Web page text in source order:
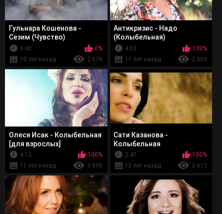
Гульнара Кошенова -
Сезим (Чувство)
3:42
0%
10 лет назад
2 676
Антикризис - Надо
(Колыбельная)
4:02
100%
11 лет назад
2 600
Олеся Исак - Колыбельная
[для взрослых]
4:12
100%
11 лет назад
3 898
Сати Казанова -
Колыбельная
2:47
100%
10 лет назад
3 613